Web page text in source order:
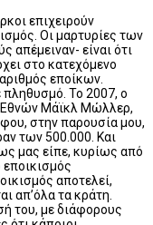
επιχειρούν
Οι μαρτυρίες των
είναι ότι
στο κατεχόμενο
εποίκων.
πληθυσμό. Το 2007, ο
Μάϊκλ Μώλλερ,
στην παρουσία μου,
των 500.000. Και
μας είπε, κυρίως από
αποτελεί,
απ’όλα τα κράτη.
του, με διάφορους